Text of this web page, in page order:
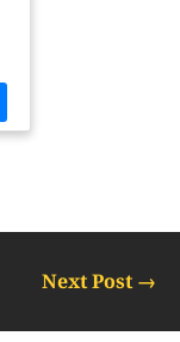
Next Post→